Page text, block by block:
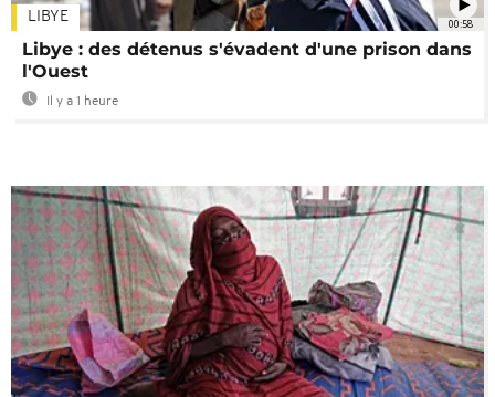
00:58
LIBYE
Libye : des détenus s'évadent d'une prison dans
l'Ouest
Il y a 1 heure